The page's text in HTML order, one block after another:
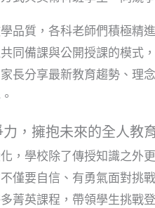
品質，各科老師們積極精
同備課與公開授課的模式
長分享最新教育趨勢、理
，擁抱未來的全人教
，學校除了傳授知識之外
僅要自信、有勇氣面對挑
菁英課程，帶領學生挑戰